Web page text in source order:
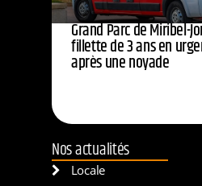
Grand Parc de Miribel-
fillette de 3 ans en
après une noyade
Nos actualités
Locale